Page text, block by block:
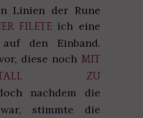
Linien der Rune
FILETEich eine
den Einband.
diese noch MIT
METALL ZU
nachdem die
stimmte die